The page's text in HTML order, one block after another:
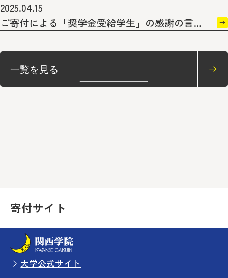
2025.04.15
ご寄付による「奨学金受給学生」の感謝の言葉
寄付サイト
大学公式サイト